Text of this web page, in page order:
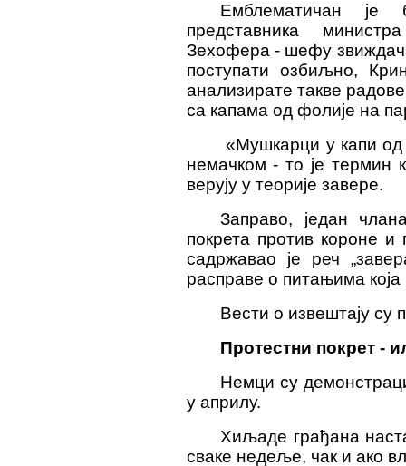
Емблематичан је
представника
Зехофера - шефу
поступати озбиљно,
анализирате такве
са капама од фолије на
«Мушкарци у капи од
немачком - то је термин
верују у теорије завере.
Заправо, један
покрета против короне и
садржавао је реч
расправе о питањима
Вести о извештају су
Протестни покрет -
Немци су
у априлу.
Хиљаде грађана
сваке недеље, чак и ако